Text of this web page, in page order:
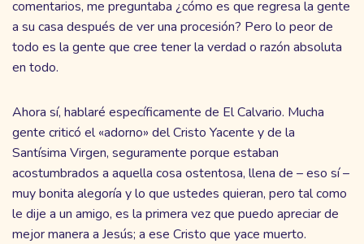
comentarios, me preguntaba ¿cómo es que regresa la gente
a su casa después de ver una procesión? Pero lo peor de
todo es la gente que cree tener la verdad o razón absoluta
en todo.
Ahora sí, hablaré específicamente de El Calvario. Mucha
gente criticó el «adorno» del Cristo Yacente y de la
Santísima Virgen, seguramente porque estaban
acostumbrados a aquella cosa ostentosa, llena de – eso sí –
muy bonita alegoría y lo que ustedes quieran, pero tal como
le dije a un amigo, es la primera vez que puedo apreciar de
mejor manera a Jesús; a ese Cristo que yace muerto.